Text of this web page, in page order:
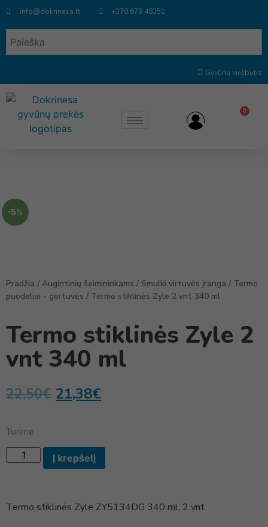
info@dokrinesa.lt +370 679 48351
Gyvūnų viešbutis
0
-5%
Pradžia / Augintinių šeimininkams / Smulki virtuvės įranga / Termo
puodeliai - gertuvės / Termo stiklinės Zyle 2 vnt 340 ml
Termo stiklinės Zyle 2
vnt 340 ml
22,50€ 21,38€
Turime
Į krepšelį
Termo stiklinės Zyle ZY5134DG 340 ml, 2 vnt